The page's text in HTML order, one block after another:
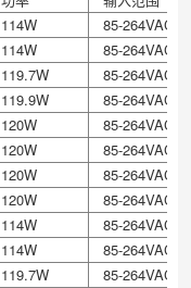
114W
85-264VAC/
114W
85-264VAC/
119.7W
85-264VAC/
119.9W
85-264VAC/
120W
85-264VAC/
120W
85-264VAC/
120W
85-264VAC/
120W
85-264VAC/
114W
85-264VAC/
114W
85-264VAC/
119.7W
85-264VAC/